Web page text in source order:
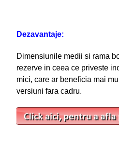
Dezavantaje:
Dimensiunile medii si rama
rezerve in ceea ce priveste
mici, care ar beneficia mai
versiuni fara cadru.